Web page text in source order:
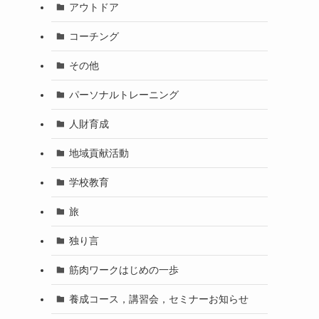
アウトドア
コーチング
その他
パーソナルトレーニング
人財育成
地域貢献活動
学校教育
旅
独り言
筋肉ワークはじめの一歩
養成コース，講習会，セミナーお知らせ